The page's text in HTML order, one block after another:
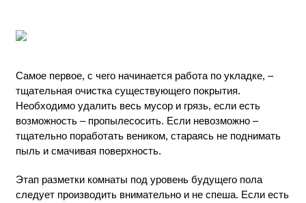
Самое первое, с чего начинается работа по укладке, –
тщательная очистка существующего покрытия.
Необходимо удалить весь мусор и грязь, если есть
возможность – пропылесосить. Если невозможно –
тщательно поработать веником, стараясь не поднимать
пыль и смачивая поверхность.
Этап разметки комнаты под уровень будущего пола
следует производить внимательно и не спеша. Если есть